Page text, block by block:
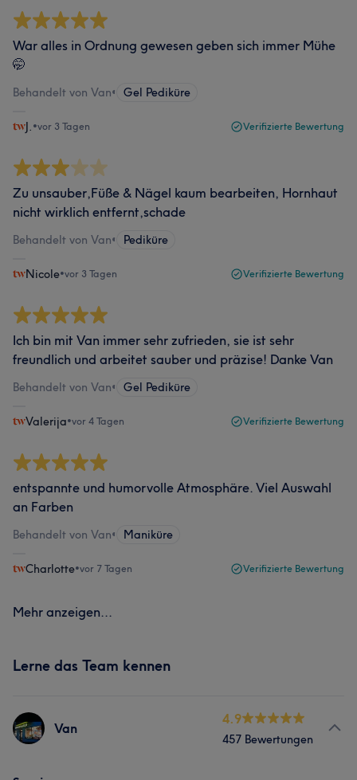
War alles in Ordnung gewesen geben sich immer Mühe
🤭
Behandelt von Van• Gel Pediküre
J. •vor 3 Tagen Verifizierte Bewertung
Zu unsauber,Füße & Nägel kaum bearbeiten, Hornhaut
nicht wirklich entfernt,schade
Behandelt von Van• Pediküre
Nicole•vor 3 Tagen Verifizierte Bewertung
Ich bin mit Van immer sehr zufrieden, sie ist sehr
freundlich und arbeitet sauber und präzise! Danke Van
Behandelt von Van• Gel Pediküre
Valerija•vor 4 Tagen Verifizierte Bewertung
entspannte und humorvolle Atmosphäre. Viel Auswahl
an Farben
Behandelt von Van• Maniküre
Charlotte•vor 7 Tagen Verifizierte Bewertung
Mehr anzeigen...
Lerne das Team kennen
Van
4.9
457 Bewertungen